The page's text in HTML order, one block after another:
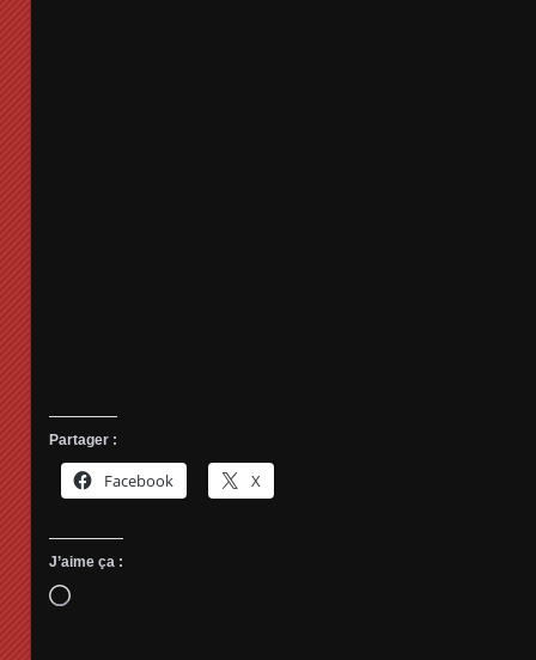
Partager :
Facebook X
J’aime ça :
Chargement…